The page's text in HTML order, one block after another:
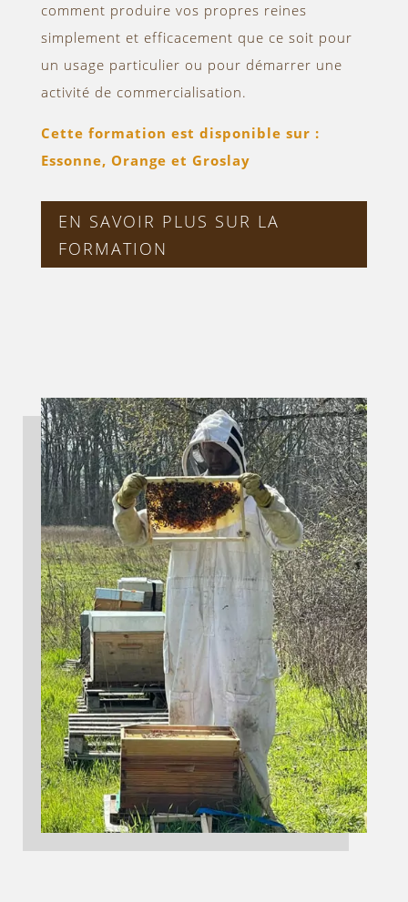
comment produire vos propres reines
simplement et efficacement que ce soit pour
un usage particulier ou pour démarrer une
activité de commercialisation.
Cette formation est disponible sur :
Essonne, Orange et Groslay
EN SAVOIR PLUS SUR LA
FORMATION